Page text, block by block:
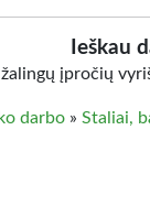
Ieškau
įpročių
darbo » Staliai,